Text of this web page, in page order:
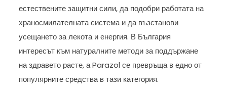
естествените защитни сили, да подобри работата на
храносмилателната система и да възстанови
усещането за лекота и енергия. В България
интересът към натуралните методи за поддържане
на здравето расте, а Parazol се превръща в едно от
популярните средства в тази категория.